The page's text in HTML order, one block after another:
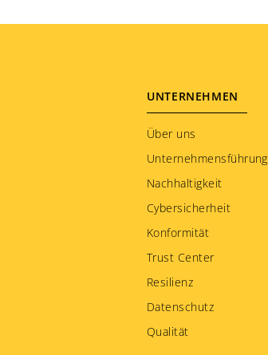
Footer
menu
UNTERNEHMEN
Über uns
Unternehmensführung
Nachhaltigkeit
Cybersicherheit
Konformität
Trust Center
Resilienz
Datenschutz
Qualität